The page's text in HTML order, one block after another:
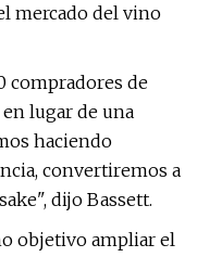
mercado del vino
compradores de
lugar de una
haciendo
convertiremos a
dijo Bassett.
objetivo ampliar el